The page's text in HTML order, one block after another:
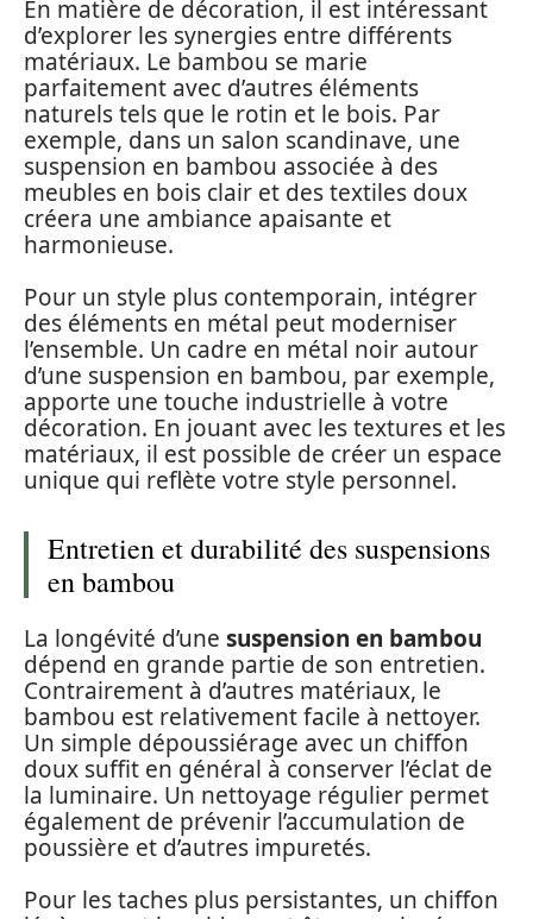
En matière de décoration, il est intéressant
d’explorer les synergies entre différents
matériaux. Le bambou se marie
parfaitement avec d’autres éléments
naturels tels que le rotin et le bois. Par
exemple, dans un salon scandinave, une
suspension en bambou associée à des
meubles en bois clair et des textiles doux
créera une ambiance apaisante et
harmonieuse.
Pour un style plus contemporain, intégrer
des éléments en métal peut moderniser
l’ensemble. Un cadre en métal noir autour
d’une suspension en bambou, par exemple,
apporte une touche industrielle à votre
décoration. En jouant avec les textures et les
matériaux, il est possible de créer un espace
unique qui reflète votre style personnel.
Entretien et durabilité des suspensions
en bambou
La longévité d’une suspension en bambou
dépend en grande partie de son entretien.
Contrairement à d’autres matériaux, le
bambou est relativement facile à nettoyer.
Un simple dépoussiérage avec un chiffon
doux suffit en général à conserver l’éclat de
la luminaire. Un nettoyage régulier permet
également de prévenir l’accumulation de
poussière et d’autres impuretés.
Pour les taches plus persistantes, un chiffon